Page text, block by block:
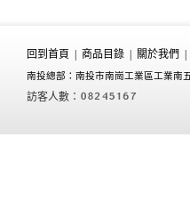
回到首頁 商品目錄 關於我們
南投總部：南投市南崗工業區工業南
訪客人數：